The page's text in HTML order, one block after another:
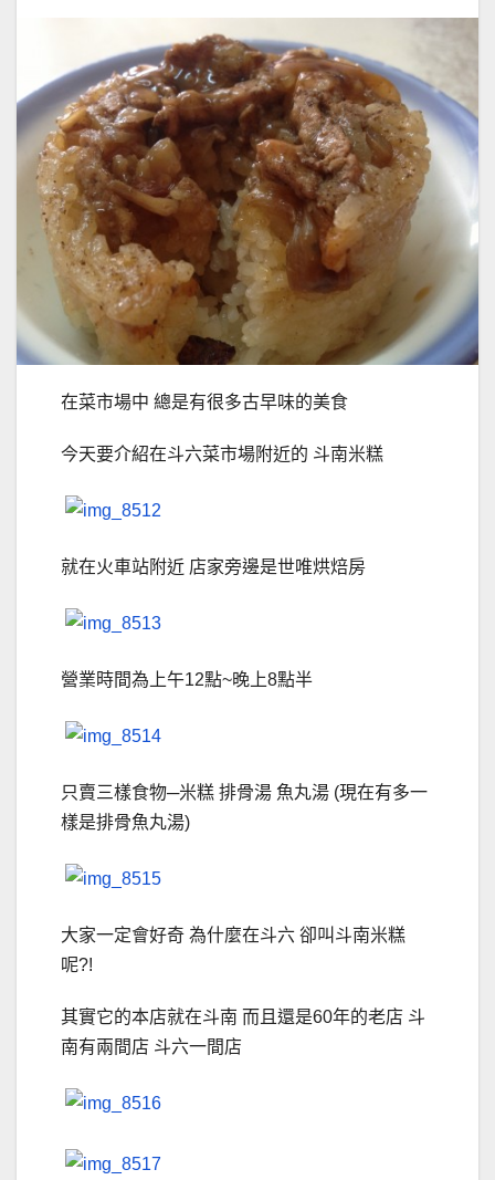
在菜市場中 總是有很多古早味的美食
今天要介紹在斗六菜市場附近的 斗南米糕
就在火車站附近 店家旁邊是世唯烘焙房
營業時間為上午12點~晚上8點半
只賣三樣食物─米糕 排骨湯 魚丸湯 (現在有多一
樣是排骨魚丸湯)
大家一定會好奇 為什麼在斗六 卻叫斗南米糕
呢?!
其實它的本店就在斗南 而且還是60年的老店 斗
南有兩間店 斗六一間店